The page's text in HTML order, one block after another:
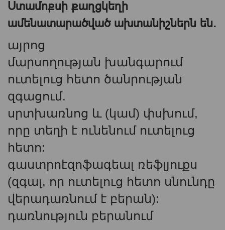
Ստամոքսի քաղցկեղի
ամենատարածված ախտանիշներն են.
այրոց
մարսողության խանգարում
ուտելուց հետո ծանրության
զգացում.
սրտխառնոց և (կամ) փսխում,
որը տեղի է ունենում ուտելուց
հետո:
գաստրոէզոֆագեալ ռեֆլյուքս
(զգալ, որ ուտելուց հետո սնունդը
վերադառնում է բերան):
դառնություն բերանում